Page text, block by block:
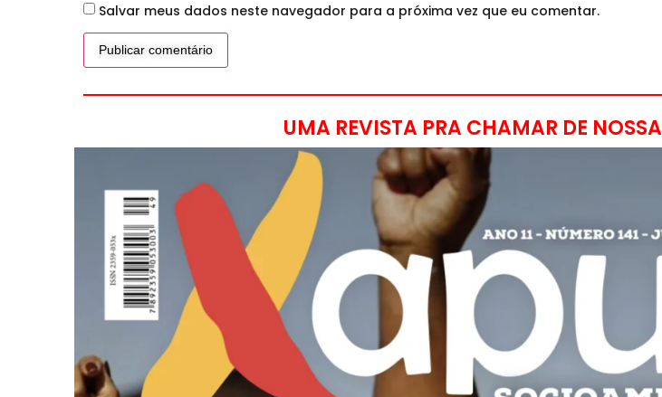
Salvar meus dados neste navegador para a próxima vez que eu comentar.
UMA REVISTA PRA CHAMAR DE NOSSA